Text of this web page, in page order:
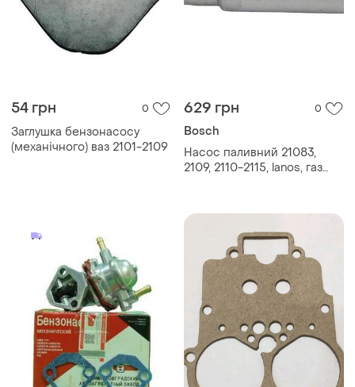
54 грн 0
Заглушка бензонасосу
(механічного) ваз 2101-2109
629 грн 0
Bosch
Насос паливний 21083,
2109, 2110-2115, lanos, газ
bosch